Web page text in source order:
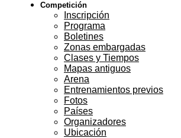
Competición
Inscripción
Programa
Boletines
Zonas embargadas
Clases y Tiempos
Mapas antiguos
Arena
Entrenamientos previos
Fotos
Países
Organizadores
Ubicación